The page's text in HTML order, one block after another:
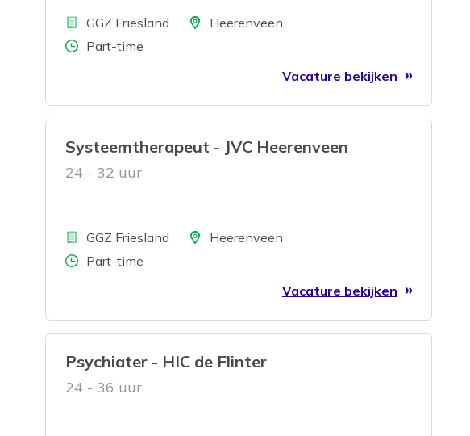
BedrijfGGZ Friesland LocatieHeerenveen
Aantal uren
Part-time
Vacature bekijken
Systeemtherapeut - JVC Heerenveen
24 - 32 uur
BedrijfGGZ Friesland LocatieHeerenveen
Aantal uren
Part-time
Vacature bekijken
Psychiater - HIC de Flinter
24 - 36 uur